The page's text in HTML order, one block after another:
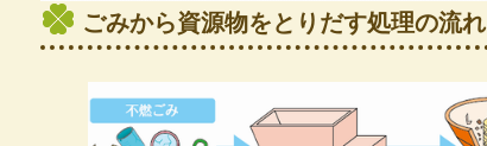
ごみから資源物をとりだす処理の流れ